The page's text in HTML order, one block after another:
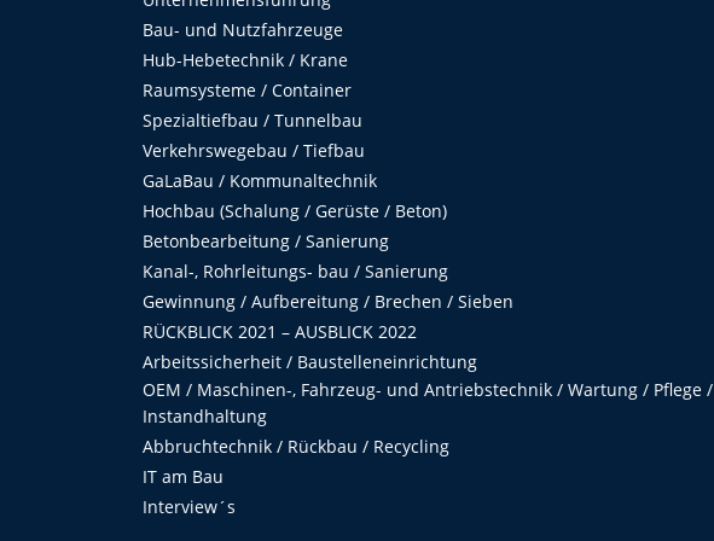
Bau- und Nutzfahrzeuge
Hub-Hebetechnik / Krane
Raumsysteme / Container
Spezialtiefbau / Tunnelbau
Verkehrswegebau / Tiefbau
GaLaBau / Kommunaltechnik
Hochbau (Schalung / Gerüste / Beton)
Betonbearbeitung / Sanierung
Kanal-, Rohrleitungs- bau / Sanierung
Gewinnung / Aufbereitung / Brechen / Sieben
RÜCKBLICK 2021 – AUSBLICK 2022
Arbeitssicherheit / Baustelleneinrichtung
OEM / Maschinen-, Fahrzeug- und Antriebstechnik / Wartung / Pflege /
Instandhaltung
Abbruchtechnik / Rückbau / Recycling
IT am Bau
Interview´s